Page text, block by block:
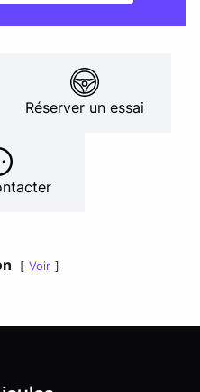
Réserver un essai
Voir